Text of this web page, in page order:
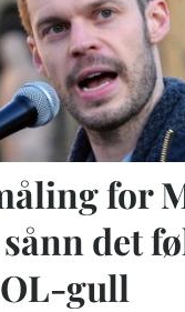
for
det
gull